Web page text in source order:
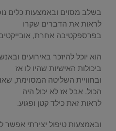
בשלב מסוים ובאמצעות כלים
לראות את הדברים שקרו
בפרספקטיבה אחרת,
הוא יוכל להיזכר באירועים
ביכולות האישיות שהיו לו אז
ובחוויית השליטה המסוימת,
הכול. אבל אז לא יכול היה
לראות זאת כילד קטן ופגוע.
ובאמצעות טיפול יצירתי אפשר